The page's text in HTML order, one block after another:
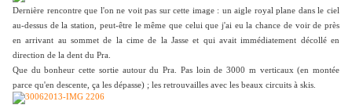
Dernière rencontre que l'on ne voit pas sur cette image : un aigle royal plane dans le ciel
au-dessus de la station, peut-être le même que celui que j'ai eu la chance de voir de près
en arrivant au sommet de la cime de la Jasse et qui avait immédiatement décollé en
direction de la dent du Pra.
Que du bonheur cette sortie autour du Pra. Pas loin de 3000 m verticaux (en montée
parce qu'en descente, ça les dépasse) ; les retrouvailles avec les beaux circuits à skis.